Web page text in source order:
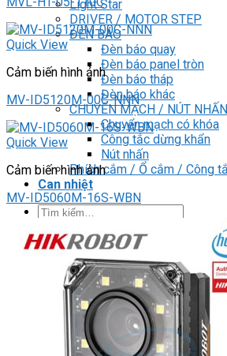
Light Star
DRIVER / MOTOR STEP
ĐÈN BÁO
Đèn báo quay
Đèn báo panel tròn
Đèn báo tháp
Đèn báo khác
CHUYỂN MẠCH / NÚT NHẤN
Chuyển mạch có khóa
Công tắc dừng khẩn
Nút nhấn
Phích cắm / Ổ cắm / Công
Can nhiệt
Tìm
Giỏ hàng
Chưa có sản phẩm trong giỏ hàng.
Quick View
Cảm biến hình ảnh
MV-ID5120M-00C-NNN
Quick View
Cảm biến hình ảnh
MV-ID5060M-16S-WBN